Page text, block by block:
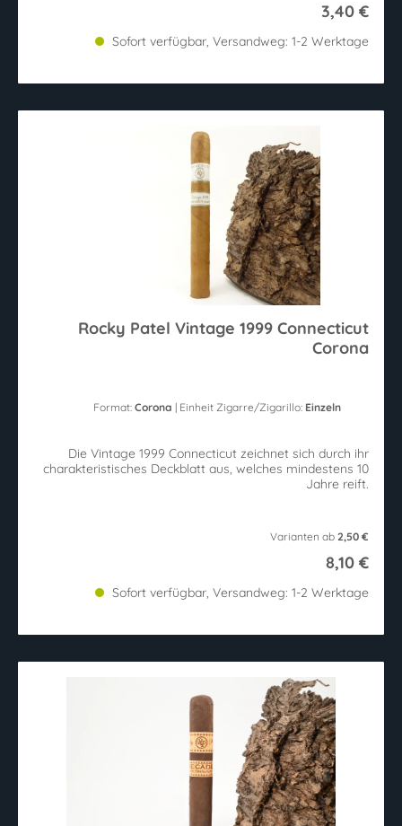
3,40 €
Sofort verfügbar, Versandweg: 1-2 Werktage
Rocky Patel Vintage 1999 Connecticut
Corona
Format:Corona | Einheit Zigarre/Zigarillo: Einzeln
Die Vintage 1999 Connecticut zeichnet sich durch ihr
charakteristisches Deckblatt aus, welches mindestens 10
Jahre reift.
Varianten ab 2,50 €
8,10 €
Sofort verfügbar, Versandweg: 1-2 Werktage